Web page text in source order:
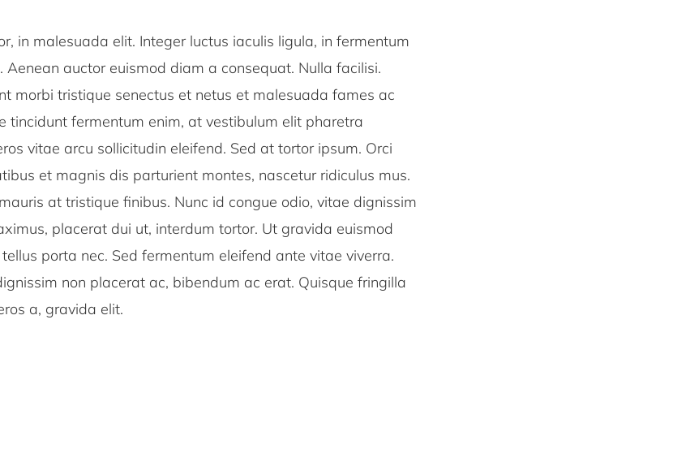
in malesuada elit. Integer luctus iaculis ligula, in fermentum
Aenean auctor euismod diam a consequat. Nulla facilisi.
morbi tristique senectus et netus et malesuada fames ac
tincidunt fermentum enim, at vestibulum elit pharetra
vitae arcu sollicitudin eleifend. Sed at tortor ipsum. Orci
et magnis dis parturient montes, nascetur ridiculus mus.
at tristique finibus. Nunc id congue odio, vitae dignissim
placerat dui ut, interdum tortor. Ut gravida euismod
porta nec. Sed fermentum eleifend ante vitae viverra.
non placerat ac, bibendum ac erat. Quisque fringilla
a, gravida elit.